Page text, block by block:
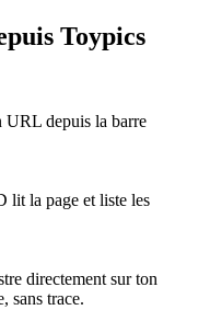
Toypics
URL depuis la barre
lit la page et liste les
directement sur ton
sans trace.